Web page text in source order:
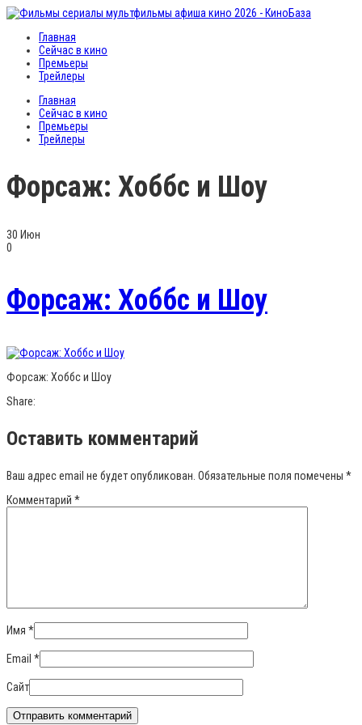
Главная
Сейчас в кино
Премьеры
Трейлеры
Главная
Сейчас в кино
Премьеры
Трейлеры
Форсаж: Хоббс и Шоу
30 Июн
0
Форсаж: Хоббс и Шоу
Форсаж: Хоббс и Шоу
Share:
Оставить комментарий
Ваш адрес email не будет опубликован. Обязательные поля помечены *
Комментарий *
Имя *
Email *
Сайт